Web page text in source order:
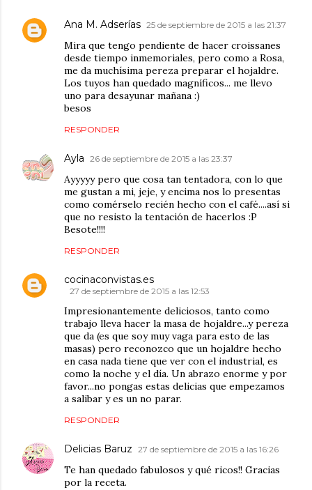
Ana M. Adserías 25 de septiembre de 2015 a las 21:37
Mira que tengo pendiente de hacer croissanes
desde tiempo inmemoriales, pero como a Rosa,
me da muchísima pereza preparar el hojaldre.
Los tuyos han quedado magníficos... me llevo
uno para desayunar mañana :)
besos
RESPONDER
Ayla 26 de septiembre de 2015 a las 23:37
Ayyyyy pero que cosa tan tentadora, con lo que
me gustan a mi, jeje, y encima nos lo presentas
como comérselo recién hecho con el café....así si
que no resisto la tentación de hacerlos :P
Besote!!!!
RESPONDER
cocinaconvistas.es
27 de septiembre de 2015 a las 12:53
Impresionantemente deliciosos, tanto como
trabajo lleva hacer la masa de hojaldre...y pereza
que da (es que soy muy vaga para esto de las
masas) pero reconozco que un hojaldre hecho
en casa nada tiene que ver con el industrial, es
como la noche y el día. Un abrazo enorme y por
favor...no pongas estas delicias que empezamos
a salibar y es un no parar.
RESPONDER
Delicias Baruz 27 de septiembre de 2015 a las 16:26
Te han quedado fabulosos y qué ricos!! Gracias
por la receta.